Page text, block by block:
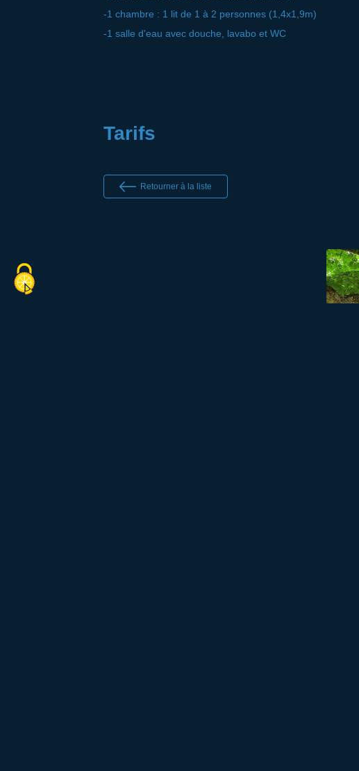
-1 chambre : 1 lit de 1 à 2 personnes (1,4x1,9m)
-1 salle d'eau avec douche, lavabo et WC
Tarifs
Retourner à la liste